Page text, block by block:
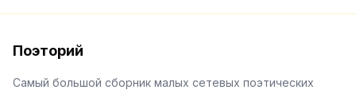
Поэторий
Самый большой сборник малых сетевых поэтических